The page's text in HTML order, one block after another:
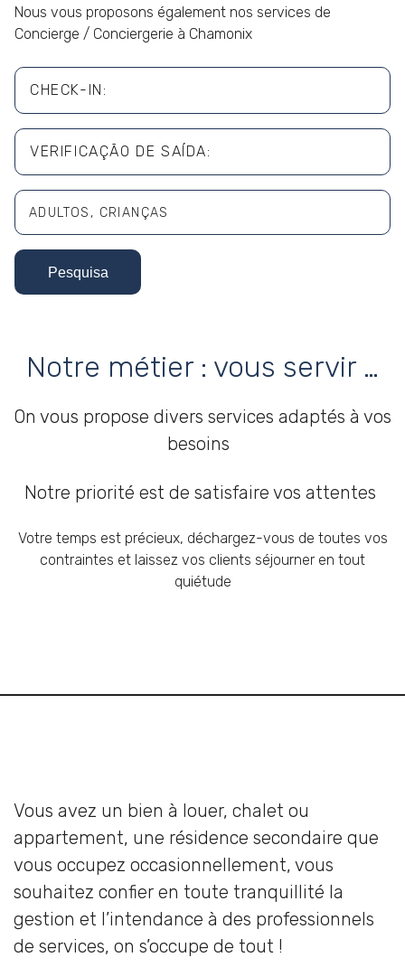
Nous vous proposons également nos services de
Concierge / Conciergerie à Chamonix
CHECK-IN:
VERIFICAÇÃO DE SAÍDA:
ADULTOS CRIANÇAS
Adultos
Pesquisa
Notre métier : vous servir …
On vous propose divers services adaptés à vos
besoins
Notre priorité est de satisfaire vos attentes
Votre temps est précieux, déchargez-vous de toutes vos
contraintes et laissez vos clients séjourner en tout
quiétude
Vous avez un bien à louer, chalet ou
appartement, une résidence secondaire que
vous occupez occasionnellement, vous
souhaitez confier en toute tranquillité la
gestion et l’intendance à des professionnels
de services, on s’occupe de tout !